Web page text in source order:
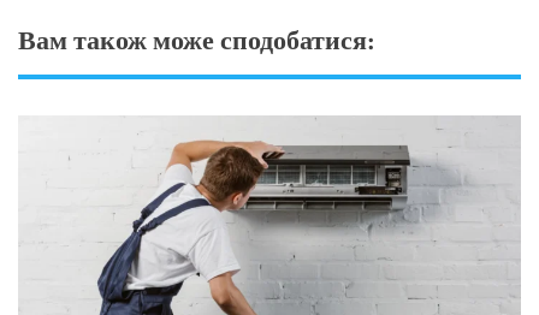
Вам також може сподобатися: